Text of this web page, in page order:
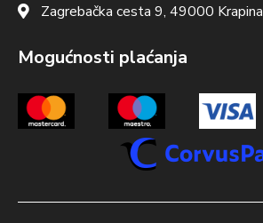
Zagrebačka cesta 9, 49000 Krapina
Mogućnosti plaćanja